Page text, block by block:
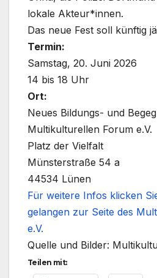
lokale Akteur*innen.
Das neue Fest soll künftig
Termin:
Samstag, 20. Juni 2026
14 bis 18 Uhr
Ort:
Neues Bildungs- und
Multikulturellen Forum e.V.
Platz der Vielfalt
Münsterstraße 54 a
44534 Lünen
Für weitere Infos klicken
gelangen zur Seite des
e.V.
Quelle und Bilder:
Teilen mit: